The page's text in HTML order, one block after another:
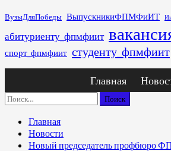
Перейти
содержимому
ВузыДляПобеды ВыпускникиФПМФиИТ
абитуриенту_фпмфиит
спорт_фпмфиит студенту_фпмфиит
Главная
Найти:
Главная
Новости
Новый председатель профбюро